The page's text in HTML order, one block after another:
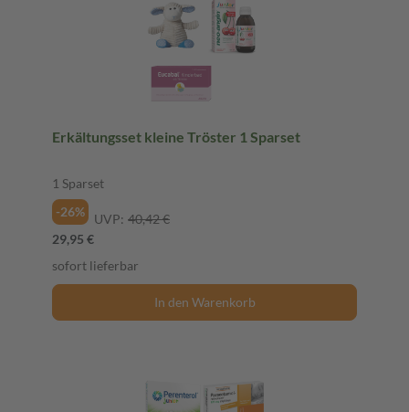
Erkältungsset kleine Tröster 1 Sparset
1 Sparset
-26%
UVP: 40,42 €
29,95 €
sofort lieferbar
In den Warenkorb